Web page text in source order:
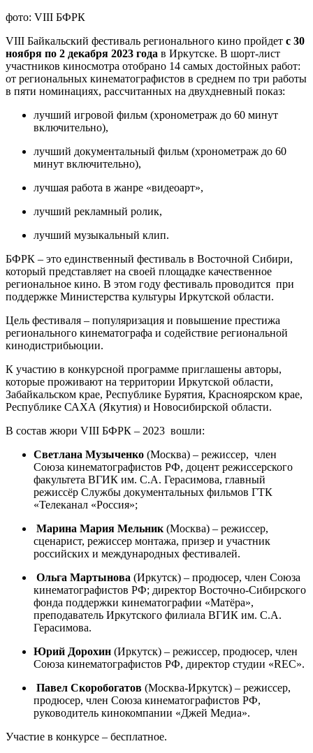
фото: VIII БФРК
VIII Байкальский фестиваль регионального кино пройдет с 30
ноября по 2 декабря 2023 года в Иркутске. В шорт-лист
участников киносмотра отобрано 14 самых достойных работ:
от региональных кинематографистов в среднем по три работы
в пяти номинациях, рассчитанных на двухдневный показ:
лучший игровой фильм (хронометраж до 60 минут
включительно),
лучший документальный фильм (хронометраж до 60
минут включительно),
лучшая работа в жанре «видеоарт»,
лучший рекламный ролик,
лучший музыкальный клип.
БФРК – это единственный фестиваль в Восточной Сибири,
который представляет на своей площадке качественное
региональное кино. В этом году фестиваль проводится при
поддержке Министерства культуры Иркутской области.
Цель фестиваля – популяризация и повышение престижа
регионального кинематографа и содействие региональной
кинодистрибьюции.
К участию в конкурсной программе приглашены авторы,
которые проживают на территории Иркутской области,
Забайкальском крае, Республике Бурятия, Красноярском крае,
Республике САХА (Якутия) и Новосибирской области.
В состав жюри VIII БФРК – 2023 вошли:
Светлана Музыченко (Москва) – режиссер, член
Союза кинематографистов РФ, доцент режиссерского
факультета ВГИК им. С.А. Герасимова, главный
режиссёр Службы документальных фильмов ГТК
«Телеканал «Россия»;
Марина Мария Мельник (Москва) – режиссер,
сценарист, режиссер монтажа, призер и участник
российских и международных фестивалей.
Ольга Мартынова (Иркутск) – продюсер, член Союза
кинематографистов РФ; директор Восточно-Сибирского
фонда поддержки кинематографии «Матёра»,
преподаватель Иркутского филиала ВГИК им. С.А.
Герасимова.
Юрий Дорохин (Иркутск) – режиссер, продюсер, член
Союза кинематографистов РФ, директор студии «REC».
Павел Скоробогатов (Москва-Иркутск) – режиссер,
продюсер, член Союза кинематографистов РФ,
руководитель кинокомпании «Джей Медиа».
Участие в конкурсе – бесплатное.